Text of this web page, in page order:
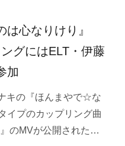
心なりけり』
グにはELT・伊藤
加
キの『ほんまやで☆な
イプのカップリング曲
』のMVが公開された…